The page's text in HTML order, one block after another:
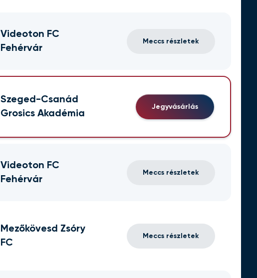
Videoton FC
Fehérvár
Meccs részletek
Szeged-Csanád
Grosics Akadémia
Jegyvásárlás
Videoton FC
Fehérvár
Meccs részletek
Mezőkövesd Zsóry
FC
Meccs részletek